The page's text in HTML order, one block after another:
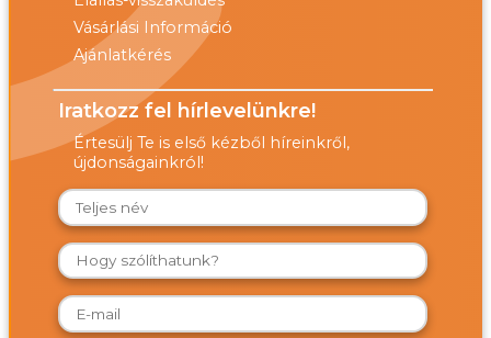
Vásárlási Információ
Ajánlatkérés
Iratkozz fel hírlevelünkre!
Értesülj Te is első kézből híreinkről,
újdonságainkról!